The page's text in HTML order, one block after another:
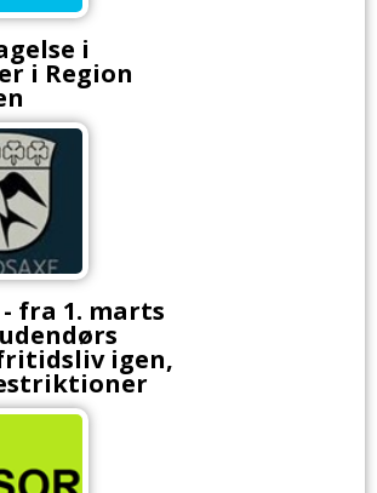
i
i Region
fra 1. marts
igen,